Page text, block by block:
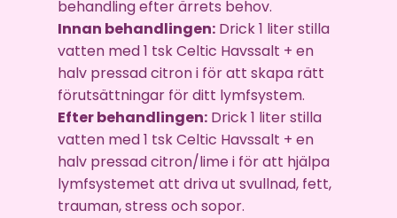
behandling efter ärrets behov.
Innan behandlingen: Drick 1 liter stilla
vatten med 1 tsk Celtic Havssalt + en
halv pressad citron i för att skapa rätt
förutsättningar för ditt lymfsystem.
Efter behandlingen: Drick 1 liter stilla
vatten med 1 tsk Celtic Havssalt + en
halv pressad citron/lime i för att hjälpa
lymfsystemet att driva ut svullnad, fett,
trauman, stress och sopor.